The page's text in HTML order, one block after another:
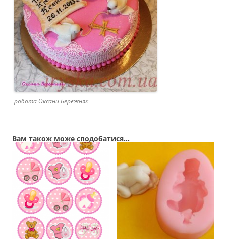
робота Оксани Бережняк
Вам також може сподобатися…